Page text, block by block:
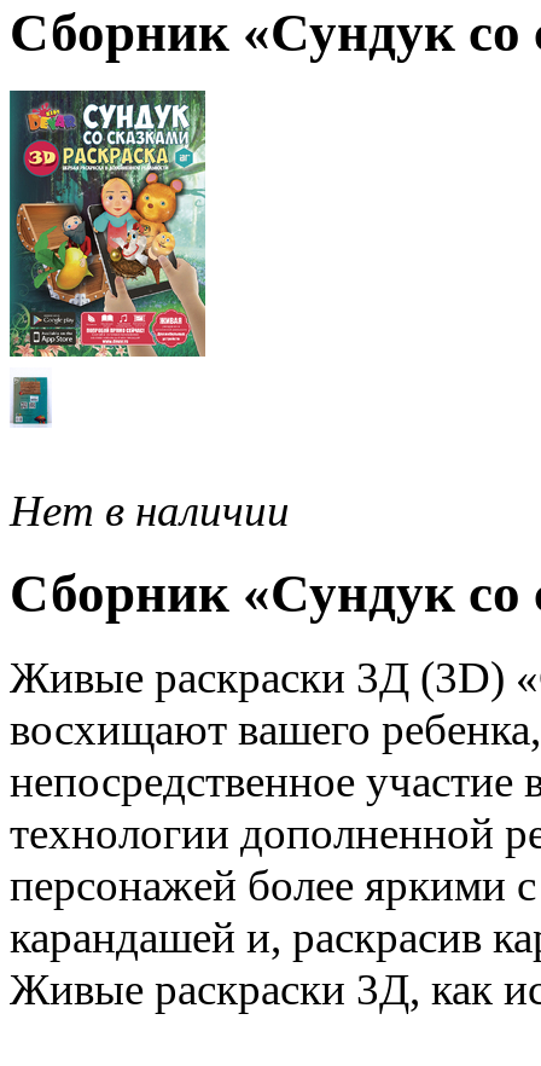
Сборник «Сундук со
Нет в наличии
Сборник «Сундук
Живые раскраски 3Д (3D)
восхищают вашего
непосредственное
технологии дополненной
персонажей более яркими
карандашей и, раскрасив
Живые раскраски 3Д, как